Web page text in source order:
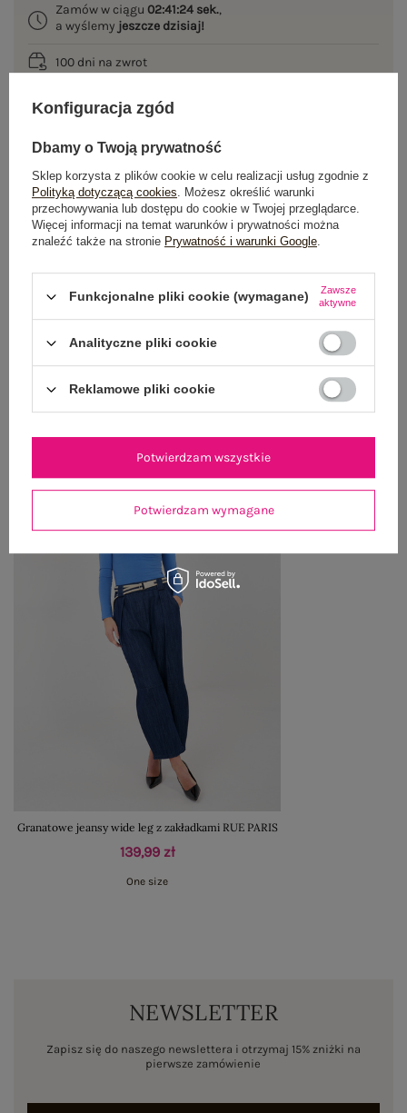
Zamów w ciągu 02:41:24 sek.,
a wyślemy jeszcze dzisiaj!
100 dni na zwrot
OPIS PRODUKTU
GŁÓWNE PARAMETRY
OPINIE O PRODUKCIE (1)
WYSYŁKA I DOSTAWA
OSTATNIO OGLĄDANE
Zobacz wszystko
Granatowe jeansy wide leg z zakładkami RUE PARIS
139,99 zł
One size
NEWSLETTER
Zapisz się do naszego newslettera i otrzymaj 15% zniżki na
pierwsze zamówienie
Konfiguracja zgód
Dbamy o Twoją prywatność
Sklep korzysta z plików cookie w celu realizacji usług zgodnie z
Polityką dotyczącą cookies. Możesz określić warunki
przechowywania lub dostępu do cookie w Twojej przeglądarce.
Więcej informacji na temat warunków i prywatności można
znaleźć także na stronie Prywatność i warunki Google.
Funkcjonalne pliki cookie (wymagane)
Zawsze
aktywne
Analityczne pliki cookie
Reklamowe pliki cookie
Potwierdzam wymagane
Potwierdzam wszystkie